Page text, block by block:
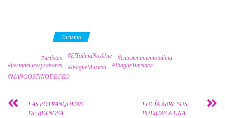
Turismo
#artistas #ElTolimaNosUne
#entretenimientotolima
#fiestadelucesysabores
#IbagueMusical
#IbagueTuristica
#MANGOSTINODEORO
LAS POTRANQUITAS
DE REYNOSA
LUCÍA ABRE SUS
PUERTAS A UNA